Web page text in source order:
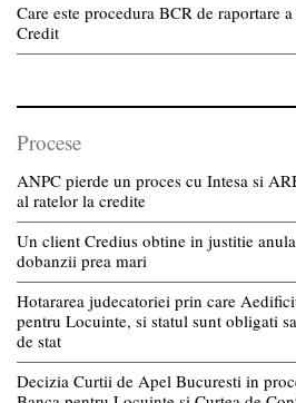
Care este procedura BCR de raportare
Credit
Procese
ANPC pierde un proces cu Intesa si
al ratelor la credite
Un client Credius obtine in justitie
dobanzii prea mari
Hotararea judecatoriei prin care
pentru Locuinte, si statul sunt obligati
de stat
Decizia Curtii de Apel Bucuresti in